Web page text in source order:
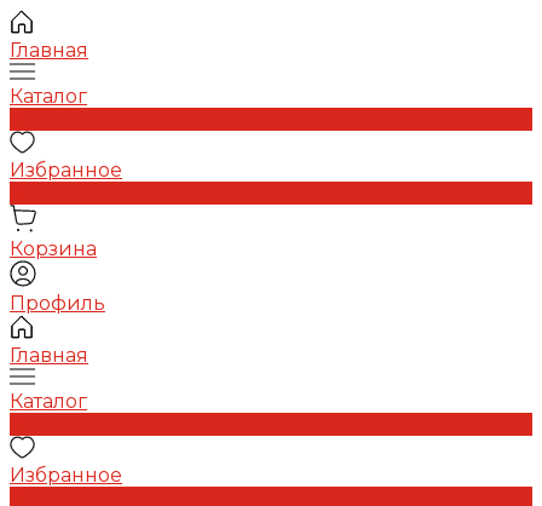
Главная
Каталог
Избранное
Корзина
Профиль
Главная
Каталог
Избранное